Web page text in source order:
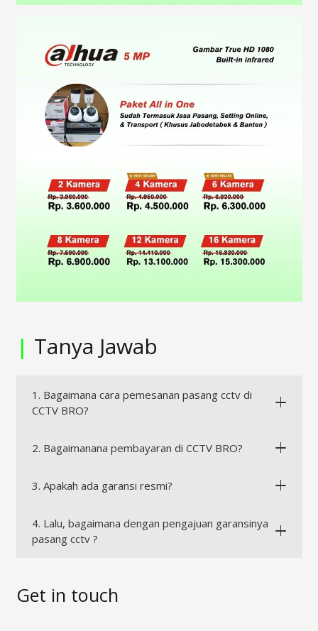
| Tanya Jawab
1. Bagaimana cara pemesanan pasang cctv di
CCTV BRO?
2. Bagaimanana pembayaran di CCTV BRO?
3. Apakah ada garansi resmi?
4. Lalu, bagaimana dengan pengajuan garansinya
pasang cctv ?
Get in touch